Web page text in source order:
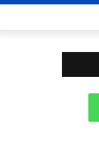
عن